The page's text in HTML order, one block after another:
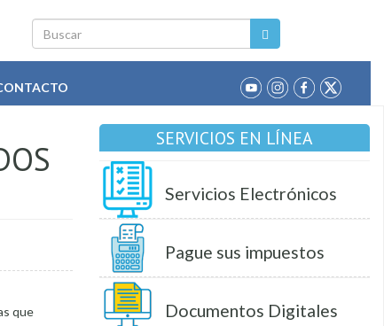
Buscar
que
SERVICIOS EN LÍNEA
Servicios Electrónicos
Pague sus impuestos
Documentos Digitales